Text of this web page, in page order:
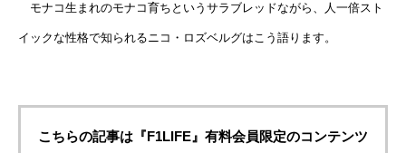
モナコ生まれのモナコ育ちというサラブレッドながら、人一倍スト
イックな性格で知られるニコ・ロズベルグはこう語ります。
こちらの記事は『F1LIFE』有料会員限定のコンテンツ